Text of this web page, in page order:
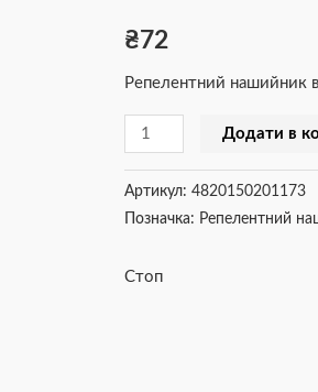
₴72
Репелентний нашийник
см
Додати в
Артикул: 4820150201173
Позначка: Репелентний
Стоп